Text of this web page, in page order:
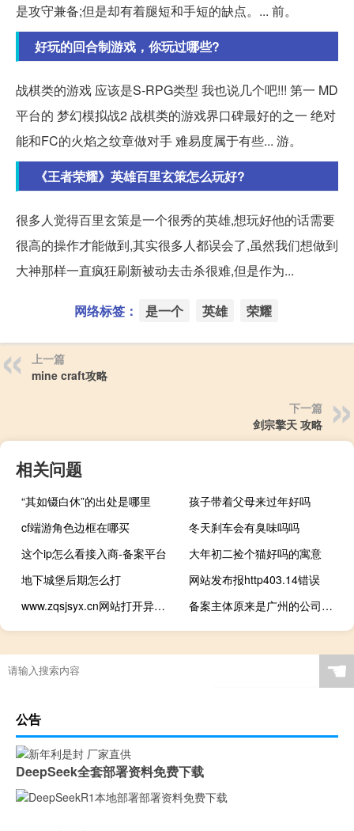
是攻守兼备;但是却有着腿短和手短的缺点。... 前。
好玩的回合制游戏，你玩过哪些?
战棋类的游戏 应该是S-RPG类型 我也说几个吧!!! 第一 MD
平台的 梦幻模拟战2 战棋类的游戏界口碑最好的之一 绝对
能和FC的火焰之纹章做对手 难易度属于有些... 游。
《王者荣耀》英雄百里玄策怎么玩好?
很多人觉得百里玄策是一个很秀的英雄,想玩好他的话需要
很高的操作才能做到,其实很多人都误会了,虽然我们想做到
大神那样一直疯狂刷新被动去击杀很难,但是作为...
网络标签： 是一个 英雄 荣耀
上一篇
mine craft攻略
下一篇
剑宗擎天 攻略
相关问题
“其如镊白休”的出处是哪里
孩子带着父母来过年好吗
cf端游角色边框在哪买
冬天刹车会有臭味吗吗
这个ip怎么看接入商-备案平台
大年初二捡个猫好吗的寓意
地下城堡后期怎么打
网站发布报http403.14错误
www.zqsjsyx.cn网站打开异常需协助
备案主体原来是广州的公司，现在可以修改为海南海口的公司吗？
☚
公告
DeepSeek全套部署资料免费下载